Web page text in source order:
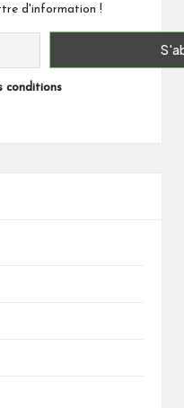
d'information !
conditions